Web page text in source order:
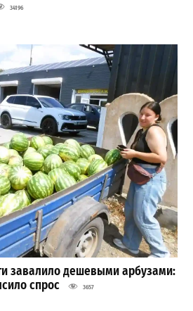
34196
завалило дешевыми арбузами:
спрос
3657